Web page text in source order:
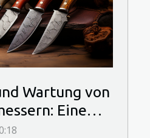
Wartung von
Eine
Langlebigkeit